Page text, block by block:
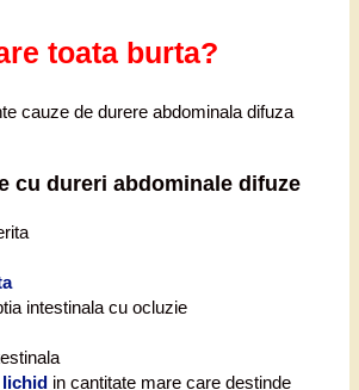
toata burta?
cauze de durere abdominala difuza
cu dureri abdominale difuze
intestinala cu ocluzie
lichid in cantitate mare care destinde